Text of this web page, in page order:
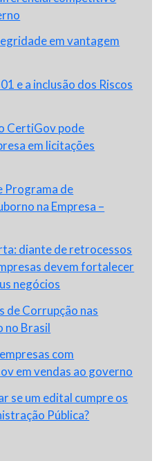
em vantagem
e a inclusão dos Riscos
CertiGov pode
em licitações
Programa de
na Empresa –
diante de retrocessos
devem fortalecer
negócios
de Corrupção nas
no Brasil
com
em vendas ao governo
se um edital cumpre os
Pública?